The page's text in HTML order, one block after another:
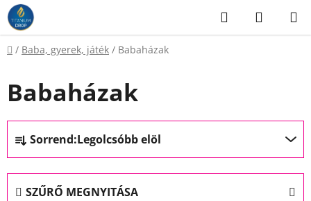
Ugrás
fő
tartalomhoz
KeresésKOSÁR
Kezdőlap
/ Baba, gyerek, játék / Babaházak
Babaházak
T
e
r
m
Sorrend:Legolcsóbb elöl
SZŰRŐ MEGNYITÁSA